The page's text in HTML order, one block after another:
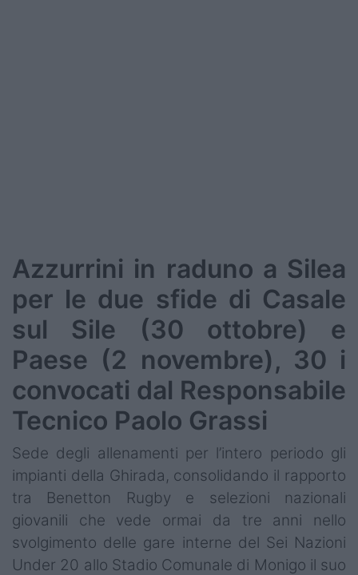
Azzurrini in raduno a Silea
per le due sfide di Casale
sul Sile (30 ottobre) e
Paese (2 novembre), 30 i
convocati dal Responsabile
Tecnico Paolo Grassi
Sede degli allenamenti per l’intero periodo gli
impianti della Ghirada, consolidando il rapporto
tra Benetton Rugby e selezioni nazionali
giovanili che vede ormai da tre anni nello
svolgimento delle gare interne del Sei Nazioni
Under 20 allo Stadio Comunale di Monigo il suo